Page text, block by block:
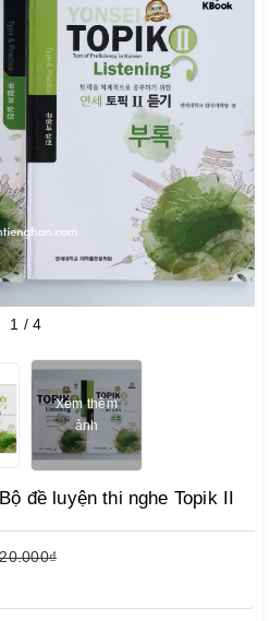
1 /4
Xem thêm
ảnh
đề luyện thi nghe Topik II